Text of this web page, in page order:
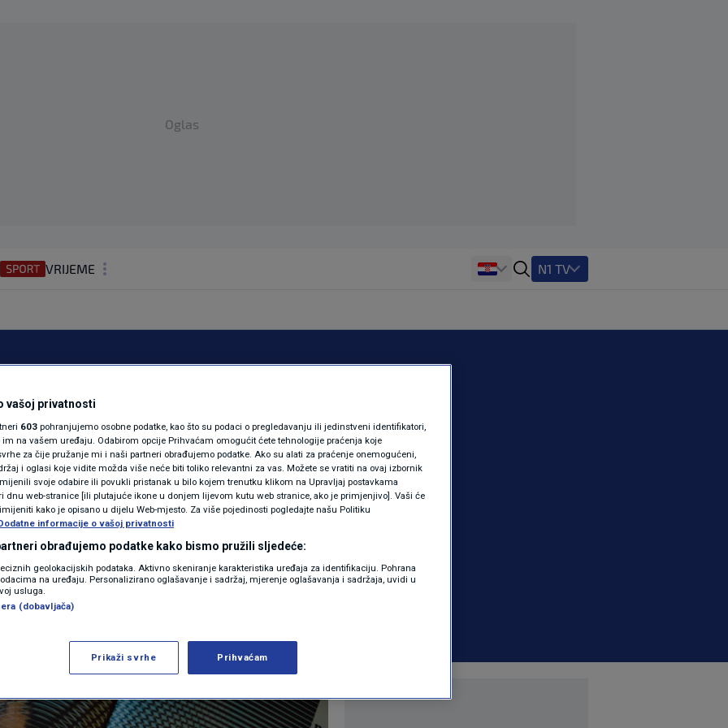
Oglas
VRIJEME
REGIJA
MAGAZIN
KOLUMNE
N1(DIS)INFO
KLIMATSKE PROMJENE
FOTO
VIDEO
N1 TV
stupaju
malo znaju o
0 komentara
Više
vašoj privatnosti
603 pohranjujemo osobne podatke, kao što su podaci o pregledavanju ili jedinstveni identifikatori,
na vašem uređaju. Odabirom opcije Prihvaćam omogućit ćete tehnologije praćenja koje
za čije pružanje mi i naši partneri obrađujemo podatke. Ako su alati za praćenje onemogućeni,
i oglasi koje vidite možda više neće biti toliko relevantni za vas. Možete se vratiti na ovaj izbornik
svoje odabire ili povukli pristanak u bilo kojem trenutku klikom na Upravljaj postavkama
dnu web-stranice [ili plutajuće ikone u donjem lijevom kutu web stranice, ako je primjenjivo]. Vaši će
kako je opisano u dijelu Web-mjesto. Za više pojedinosti pogledajte našu Politiku
informacije o vašoj privatnosti
obrađujemo podatke kako bismo pružili sljedeće:
geolokacijskih podataka. Aktivno skeniranje karakteristika uređaja za identifikaciju. Pohrana
na uređaju. Personalizirano oglašavanje i sadržaj, mjerenje oglašavanja i sadržaja, uvidi u
usluga.
(dobavljača)
Prikaži svrhe Prihvaćam